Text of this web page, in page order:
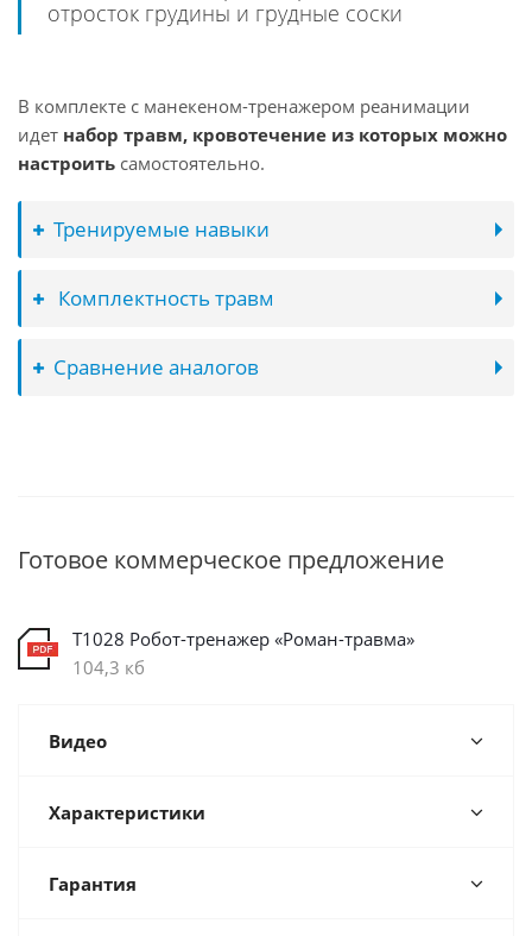
отросток грудины и грудные соски
В комплекте с манекеном-тренажером реанимации
идет набор травм, кровотечение из которых можно
настроить самостоятельно.
Тренируемые навыки
Комплектность травм
Сравнение аналогов
Готовое коммерческое предложение
Т1028 Робот-тренажер «Роман-травма»
104,3 кб
Видео
Характеристики
Гарантия